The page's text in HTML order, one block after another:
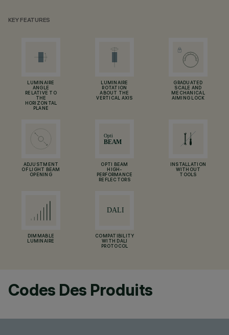
KEY FEATURES
LUMINAIRE
ANGLE
RELATIVE TO
THE
HORIZONTAL
PLANE
LUMINAIRE
ROTATION
ABOUT THE
VERTICAL AXIS
GRADUATED
SCALE AND
MECHANICAL
AIMING LOCK
ADJUSTMENT
OF LIGHT BEAM
OPENING
OPTI BEAM
HIGH-
PERFORMANCE
REFLECTORS
INSTALLATION
WITHOUT
TOOLS
DIMMABLE
LUMINAIRE
COMPATIBILITY
WITH DALI
PROTOCOL
Codes Des Produits